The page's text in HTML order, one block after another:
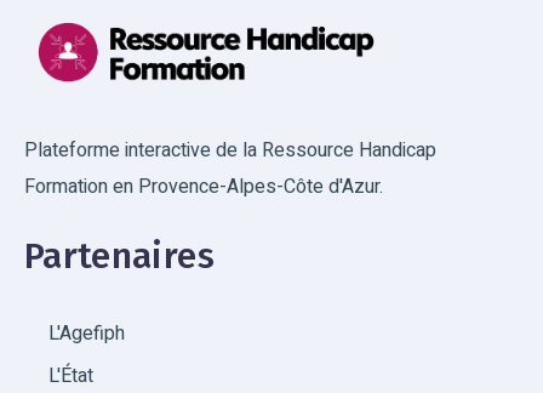
Plateforme interactive de la Ressource Handicap
Formation en Provence-Alpes-Côte d'Azur.
Partenaires
L'Agefiph
L'État